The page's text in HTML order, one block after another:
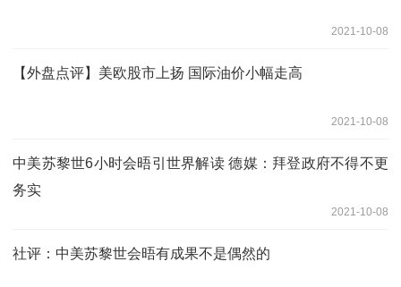
2021-10-08
【外盘点评】美欧股市上扬 国际油价小幅走高
2021-10-08
中美苏黎世6小时会晤引世界解读 德媒：拜登政府不得不更
务实
2021-10-08
社评：中美苏黎世会晤有成果不是偶然的